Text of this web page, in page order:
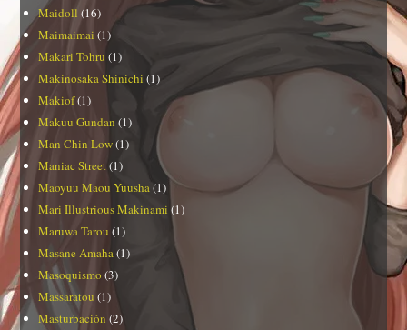
Maidoll (16)
Maimaimai (1)
Makari Tohru (1)
Makinosaka Shinichi (1)
Makiof(1)
Makuu Gundan (1)
Man Chin Low(1)
Maniac Street (1)
Maoyuu Maou Yuusha (1)
Mari Illustrious Makinami (1)
Maruwa Tarou (1)
Masane Amaha (1)
Masoquismo (3)
Massaratou (1)
Masturbación (2)